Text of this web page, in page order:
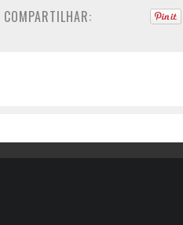
COMPARTILHAR: